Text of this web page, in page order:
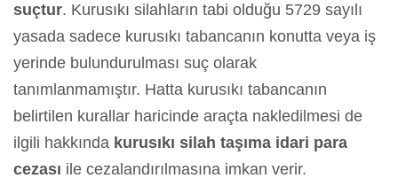
suçtur. Kurusıkı silahların tabi olduğu 5729 sayılı
yasada sadece kurusıkı tabancanın konutta veya iş
yerinde bulundurulması suç olarak
tanımlanmamıştır. Hatta kurusıkı tabancanın
belirtilen kurallar haricinde araçta nakledilmesi de
ilgili hakkında kurusıkı silah taşıma idari para
cezası ile cezalandırılmasına imkan verir.